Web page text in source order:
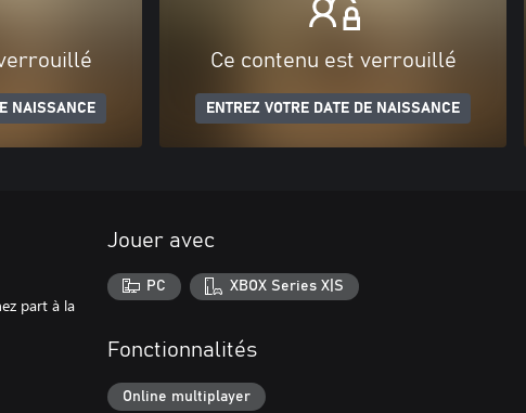
NAISSANCE
Ce contenu est verrouillé
ENTREZ VOTRE DATE DE NAISSANCE
part à la
Jouer avec
PC XBOX Series X|S
Fonctionnalités
Online multiplayer